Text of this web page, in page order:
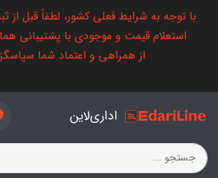
با توجه به شرایط فعلی کشور، لطفاً قبل
استعلام قیمت و موجودی با پشتیبانی
از همراهی و اعتماد شما
اداری‌لاین